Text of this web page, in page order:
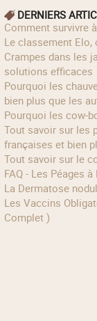
DERNIERS
Comment survivre
Le classement Elo,
Crampes dans les jambes : principales causes et
solutions efficaces
Pourquoi les chauves doivent se méfier du soleil
bien plus que les
Pourquoi les
Tout savoir sur les plaques d'immatriculation
françaises et bien
Tout savoir sur le
FAQ - Les Péages
La Dermatose
Les Vaccins Obligatoires en France ( le Guide
Complet )